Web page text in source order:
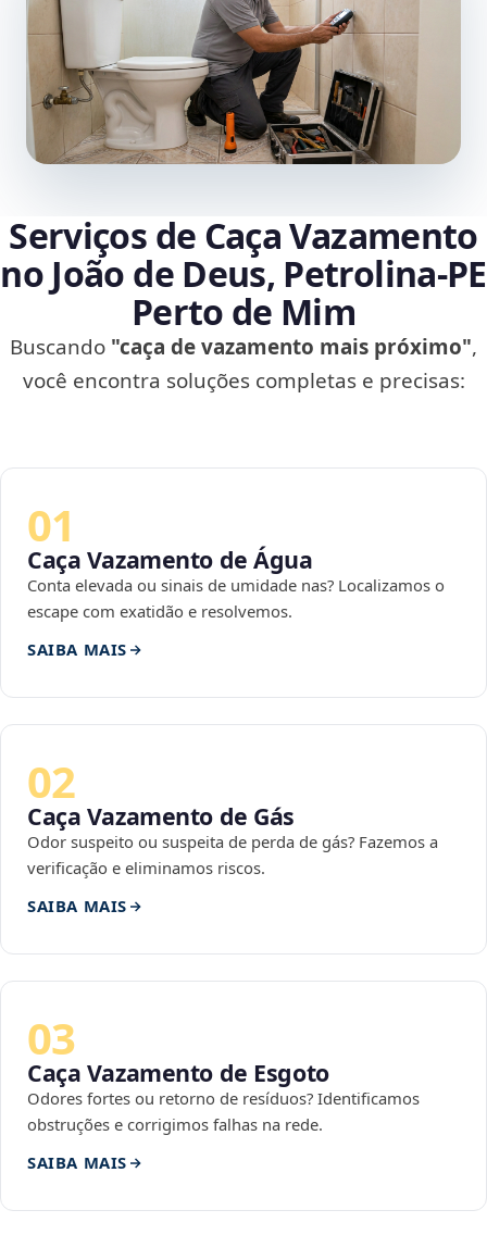
Serviços de Caça Vazamento
no João de Deus, Petrolina‑PE
Perto de Mim
Buscando "caça de vazamento mais próximo",
você encontra soluções completas e precisas:
01
Caça Vazamento de Água
Conta elevada ou sinais de umidade nas? Localizamos o
escape com exatidão e resolvemos.
SAIBA MAIS
02
Caça Vazamento de Gás
Odor suspeito ou suspeita de perda de gás? Fazemos a
verificação e eliminamos riscos.
SAIBA MAIS
03
Caça Vazamento de Esgoto
Odores fortes ou retorno de resíduos? Identificamos
obstruções e corrigimos falhas na rede.
SAIBA MAIS